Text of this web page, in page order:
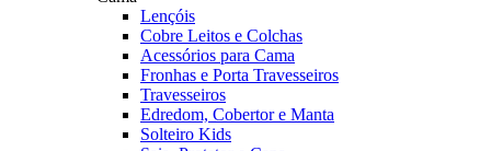
Lençóis
Cobre Leitos e Colchas
Acessórios para Cama
Fronhas e Porta Travesseiros
Travesseiros
Edredom, Cobertor e Manta
Solteiro Kids